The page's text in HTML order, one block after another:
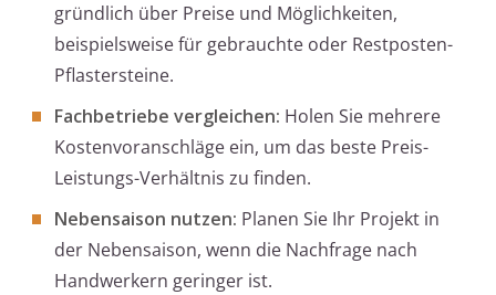
gründlich über Preise und Möglichkeiten,
beispielsweise für gebrauchte oder Restposten-
Pflastersteine.
Fachbetriebe vergleichen: Holen Sie mehrere
Kostenvoranschläge ein, um das beste Preis-
Leistungs-Verhältnis zu finden.
Nebensaison nutzen: Planen Sie Ihr Projekt in
der Nebensaison, wenn die Nachfrage nach
Handwerkern geringer ist.